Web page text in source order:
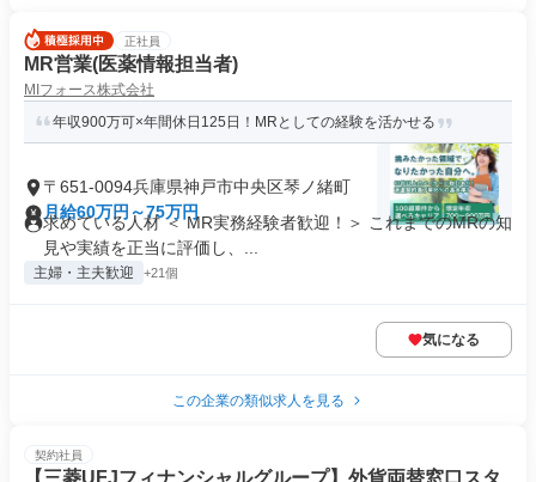
正社員
MR営業(医薬情報担当者)
MIフォース株式会社
年収900万可×年間休日125日！MRとしての経験を活かせる
〒651-0094兵庫県神戸市中央区琴ノ緒町
月給60万円～75万円
求めている人材 ＜ MR実務経験者歓迎！＞ これまでのMRの知
見や実績を正当に評価し、...
主婦・主夫歓迎 +21個
気になる
この企業の類似求人を見る
契約社員
【三菱UFJフィナンシャルグループ】外貨両替窓口スタ